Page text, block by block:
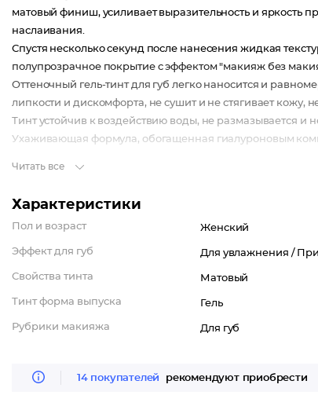
матовый финиш, усиливает выразительность и яркость
наслаивания.
Спустя несколько секунд после нанесения жидкая
полупрозрачное покрытие с эффектом "макияж без
Оттеночный гель-тинт для губ легко наносится и
липкости и дискомфорта, не сушит и не стягивает кожу,
Тинт устойчив к воздействию воды, не размазывается и
Ухаживающая формула, обогащенная гиалуроновым
Читать все
Характеристики
Пол и возраст Женский
Эффект для губ Для увлажнения /
Свойства тинта Матовый
Тинт форма выпуска Гель
Рубрики макияжа Для губ
14 покупателей рекомендуют приобрести